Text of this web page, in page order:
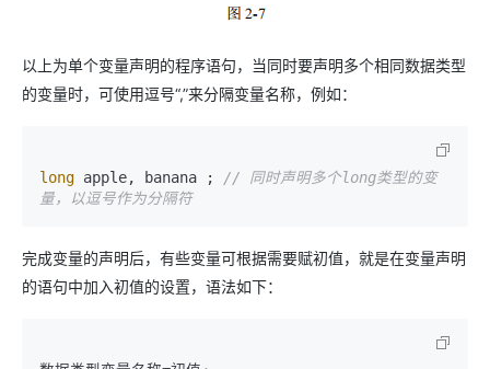
以上为单个变量声明的程序语句，当同时要声明多个相同数据类型
的变量时，可使用逗号“,”来分隔变量名称，例如：
long apple, banana ;
// 同时声明多个long类型的变
量，以逗号作为分隔符
完成变量的声明后，有些变量可根据需要赋初值，就是在变量声明
的语句中加入初值的设置，语法如下：